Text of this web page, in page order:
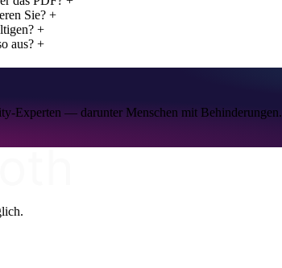
Sie? +
+
aus? +
Experten — darunter Menschen mit Behinderungen.